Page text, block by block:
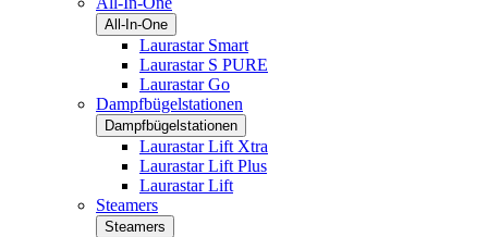
All-In-One
Laurastar Smart
Laurastar S PURE
Laurastar Go
Dampfbügelstationen
Dampfbügelstationen
Laurastar Lift Xtra
Laurastar Lift Plus
Laurastar Lift
Steamers
Steamers